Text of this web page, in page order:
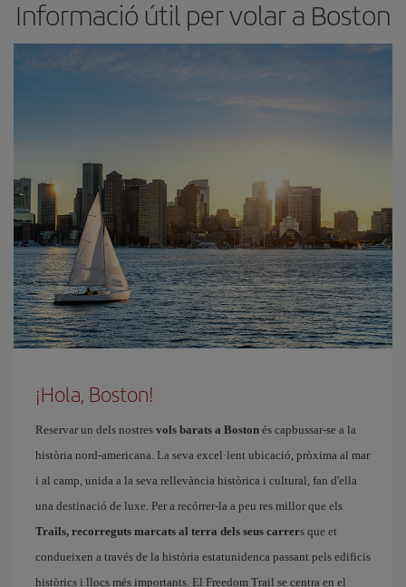
Informació útil per volar a Boston
¡Hola, Boston!
Reservar un dels nostres vols barats a Boston és capbussar-se a la
història nord-americana. La seva excel·lent ubicació, pròxima al mar
i al camp, unida a la seva rellevància històrica i cultural, fan d'ella
una destinació de luxe. Per a recórrer-la a peu res millor que els
Trails, recorreguts marcats al terra dels seus carrers que et
condueixen a través de la història estatunidenca passant pels edificis
històrics i llocs més importants. El Freedom Trail se centra en el